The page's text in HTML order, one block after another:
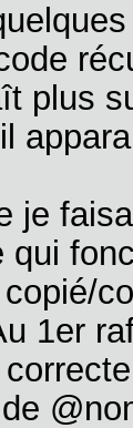
plus
je
qui
1er